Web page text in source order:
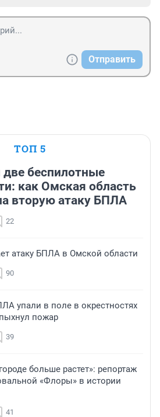
Отправить
ТОП 5
беспилотные
как Омская область
вторую атаку БПЛА
22
атаку БПЛА в Омской области
90
упали в поле в окрестностях
пожар
39
больше растет»: репортаж
«Флоры» в истории
41